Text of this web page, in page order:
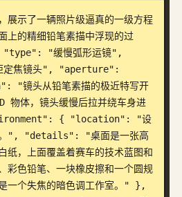
展示了一辆照片级逼真的一级方程
上的精细铅笔素描中浮现的过
"缓慢弧形运镜",
定焦镜头", "aperture":
头从铅笔素描的极近特写开
物体，镜头缓慢后拉并绕车身进
{ "location": "设
。", "details": "桌面是一张高
纸，上面覆盖着赛车的技术蓝图和
彩色铅笔、一块橡皮擦和一个圆规
一个失焦的暗色调工作室。" },